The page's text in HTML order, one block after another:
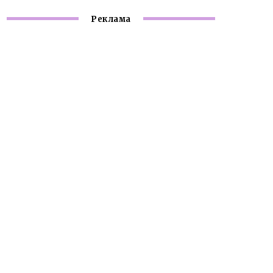
Реклама